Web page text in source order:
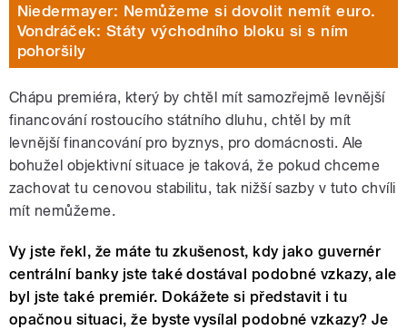
Niedermayer: Nemůžeme si dovolit nemít euro.
Vondráček: Státy východního bloku si s ním
pohoršily
Chápu premiéra, který by chtěl mít samozřejmě levnější
financování rostoucího státního dluhu, chtěl by mít
levnější financování pro byznys, pro domácnosti. Ale
bohužel objektivní situace je taková, že pokud chceme
zachovat tu cenovou stabilitu, tak nižší sazby v tuto chvíli
mít nemůžeme.
Vy jste řekl, že máte tu zkušenost, kdy jako guvernér
centrální banky jste také dostával podobné vzkazy, ale
byl jste také premiér. Dokážete si představit i tu
opačnou situaci, že byste vysílal podobné vzkazy? Je